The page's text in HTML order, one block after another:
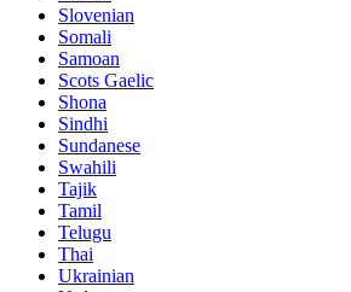
Slovenian
Somali
Samoan
Scots Gaelic
Shona
Sindhi
Sundanese
Swahili
Tajik
Tamil
Telugu
Thai
Ukrainian